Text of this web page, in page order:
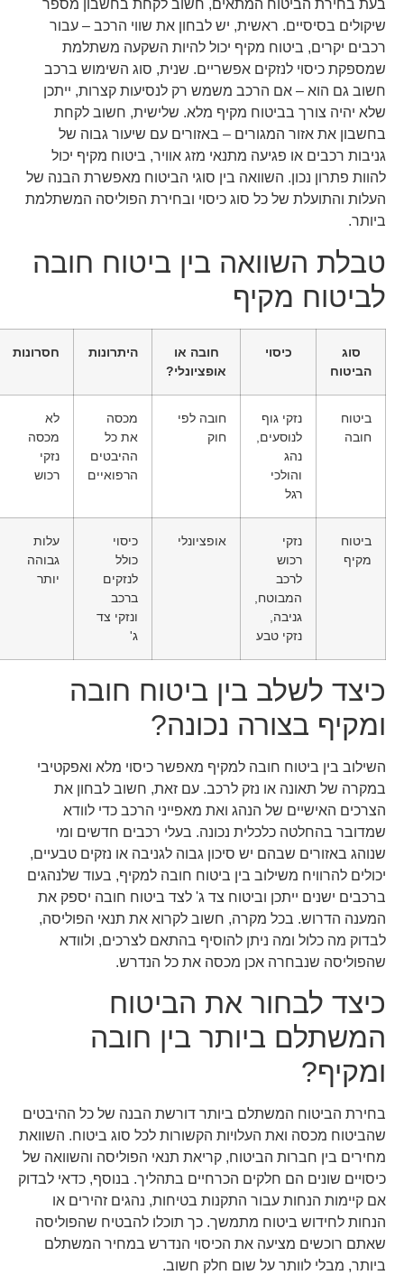
בעת בחירת הביטוח המתאים, חשוב לקחת בחשבון מספר
שיקולים בסיסיים. ראשית, יש לבחון את שווי הרכב – עבור
רכבים יקרים, ביטוח מקיף יכול להיות השקעה משתלמת
שמספקת כיסוי לנזקים אפשריים. שנית, סוג השימוש ברכב
חשוב גם הוא – אם הרכב משמש רק לנסיעות קצרות, ייתכן
שלא יהיה צורך בביטוח מקיף מלא. שלישית, חשוב לקחת
בחשבון את אזור המגורים – באזורים עם שיעור גבוה של
גניבות רכבים או פגיעה מתנאי מזג אוויר, ביטוח מקיף יכול
להוות פתרון נכון. השוואה בין סוגי הביטוח מאפשרת הבנה של
העלות והתועלת של כל סוג כיסוי ובחירת הפוליסה המשתלמת
ביותר.
טבלת השוואה בין ביטוח חובה
לביטוח מקיף
סוג
הביטוח
כיסוי
חובה או
אופציונלי?
היתרונות חסרונות
ביטוח
חובה
נזקי גוף
לנוסעים,
נהג
והולכי
רגל
חובה לפי
חוק
מכסה
את כל
ההיבטים
הרפואיים
לא
מכסה
נזקי
רכוש
ביטוח
מקיף
נזקי
רכוש
לרכב
המבוטח,
גניבה,
נזקי טבע
אופציונלי
כיסוי
כולל
לנזקים
ברכב
ונזקי צד
ג'
עלות
גבוהה
יותר
כיצד לשלב בין ביטוח חובה
ומקיף בצורה נכונה?
השילוב בין ביטוח חובה למקיף מאפשר כיסוי מלא ואפקטיבי
במקרה של תאונה או נזק לרכב. עם זאת, חשוב לבחון את
הצרכים האישיים של הנהג ואת מאפייני הרכב כדי לוודא
שמדובר בהחלטה כלכלית נכונה. בעלי רכבים חדשים ומי
שנוהג באזורים שבהם יש סיכון גבוה לגניבה או נזקים טבעיים,
יכולים להרוויח משילוב בין ביטוח חובה למקיף, בעוד שלנהגים
ברכבים ישנים ייתכן וביטוח צד ג' לצד ביטוח חובה יספק את
המענה הדרוש. בכל מקרה, חשוב לקרוא את תנאי הפוליסה,
לבדוק מה כלול ומה ניתן להוסיף בהתאם לצרכים, ולוודא
שהפוליסה שנבחרה אכן מכסה את כל הנדרש.
כיצד לבחור את הביטוח
המשתלם ביותר בין חובה
ומקיף?
בחירת הביטוח המשתלם ביותר דורשת הבנה של כל ההיבטים
שהביטוח מכסה ואת העלויות הקשורות לכל סוג ביטוח. השוואת
מחירים בין חברות הביטוח, קריאת תנאי הפוליסה והשוואה של
כיסויים שונים הם חלקים הכרחיים בתהליך. בנוסף, כדאי לבדוק
אם קיימות הנחות עבור התקנות בטיחות, נהגים זהירים או
הנחות לחידוש ביטוח מתמשך. כך תוכלו להבטיח שהפוליסה
שאתם רוכשים מציעה את הכיסוי הנדרש במחיר המשתלם
ביותר, מבלי לוותר על שום חלק חשוב.